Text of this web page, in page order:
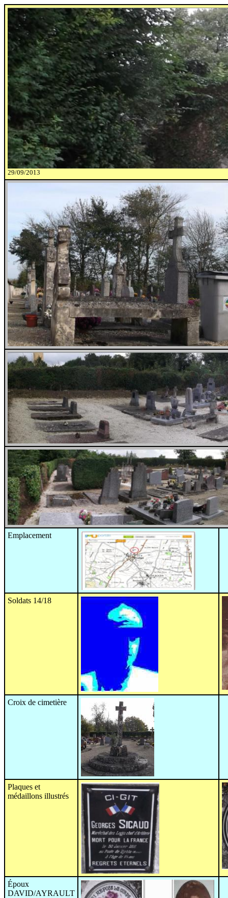
29/09/2013
Emplacement
Soldats 14/18
Croix de cimetière
Plaques et
médaillons illustrés
Époux
DAVID/AYRAULT